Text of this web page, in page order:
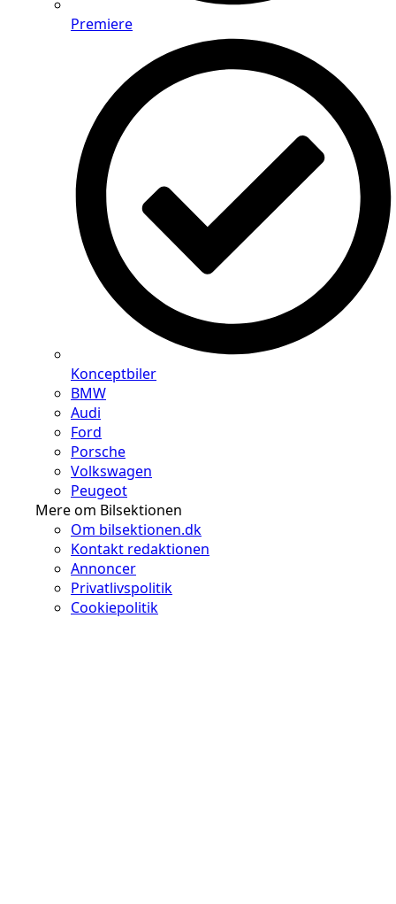
Premiere
Konceptbiler
BMW
Audi
Ford
Porsche
Volkswagen
Peugeot
Mere om Bilsektionen
Om bilsektionen.dk
Kontakt redaktionen
Annoncer
Privatlivspolitik
Cookiepolitik